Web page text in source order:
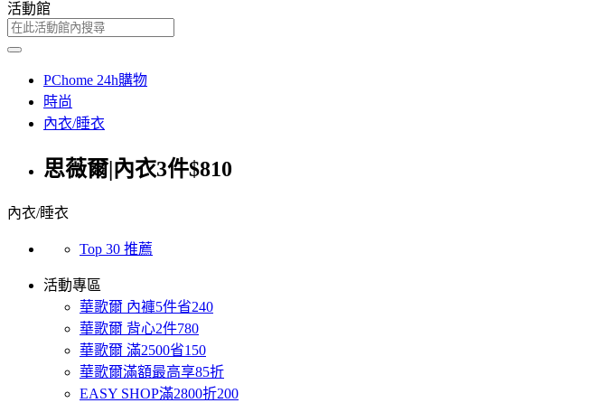
活動館
PChome 24h購物
時尚
內衣/睡衣
思薇爾|內衣3件$810
內衣/睡衣
Top 30 推薦
活動專區
華歌爾 內褲5件省240
華歌爾 背心2件780
華歌爾 滿2500省150
華歌爾滿額最高享85折
EASY SHOP滿2800折200